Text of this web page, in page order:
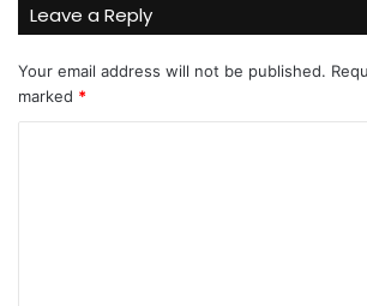
Leave a Reply
Your email address will not be published.
marked *